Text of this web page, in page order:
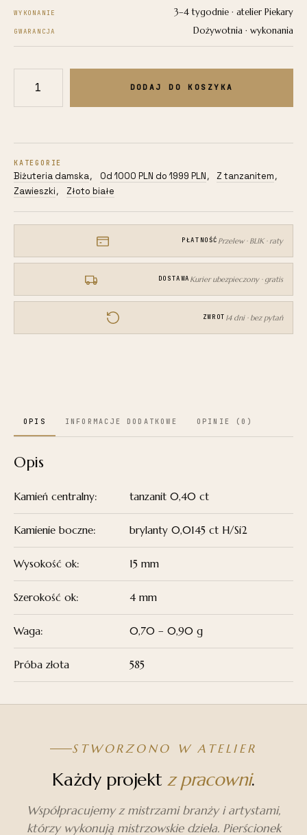
WYKONANIE 3–4 tygodnie · atelier Piekary
GWARANCJA Dożywotnia · wykonania
Zawieszka
białego
złota
585
0,70g
brylantami
1
DODAJ DO KOSZYKA
KATEGORIE
Biżuteria damska, Od 1000 PLN do 1999 PLN , Z tanzanitem ,
Zawieszki , Złoto białe
PŁATNOŚĆ Przelew · BLIK · raty
DOSTAWA Kurier ubezpieczony · gratis
ZWROT 14 dni · bez pytań
OPIS INFORMACJE DODATKOWE OPINIE (0)
Opis
Kamień centralny: tanzanit 0,40 ct
Kamienie boczne: brylanty 0,0145 ct H/Si2
Wysokość ok: 15 mm
Szerokość ok: 4 mm
Waga: 0,70 – 0,90 g
Próba złota 585
STWORZONO W ATELIER
Każdy projekt z pracowni.
Współpracujemy z mistrzami branży i artystami,
którzy wykonują mistrzowskie dzieła. Pierścionek